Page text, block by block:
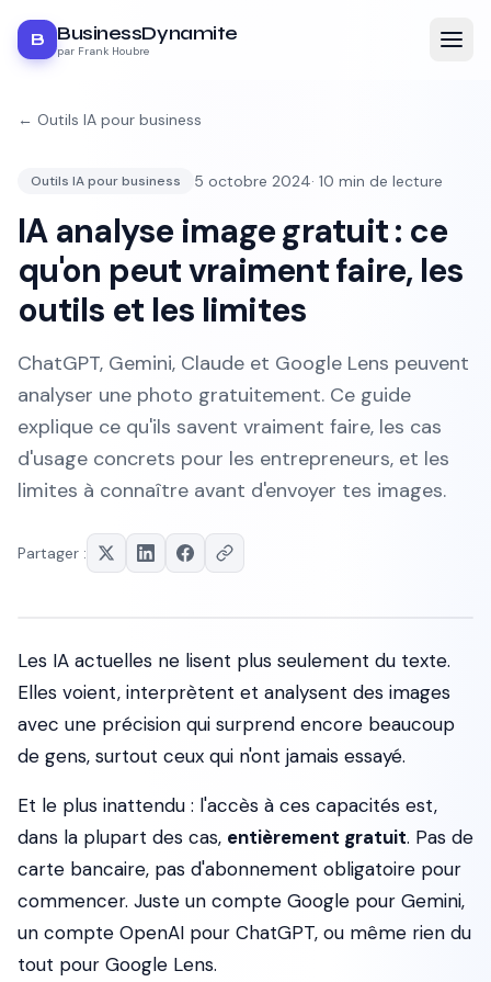
B BusinessDynamite
par Frank Houbre
← Outils IA pour business
Outils IA pour business 5 octobre 2024· 10 min de lecture
IA analyse image gratuit : ce
qu'on peut vraiment faire, les
outils et les limites
ChatGPT, Gemini, Claude et Google Lens peuvent
analyser une photo gratuitement. Ce guide
explique ce qu'ils savent vraiment faire, les cas
d'usage concrets pour les entrepreneurs, et les
limites à connaître avant d'envoyer tes images.
Partager :
Les IA actuelles ne lisent plus seulement du texte.
Elles voient, interprètent et analysent des images
avec une précision qui surprend encore beaucoup
de gens, surtout ceux qui n'ont jamais essayé.
Et le plus inattendu : l'accès à ces capacités est,
dans la plupart des cas, entièrement gratuit. Pas de
carte bancaire, pas d'abonnement obligatoire pour
commencer. Juste un compte Google pour Gemini,
un compte OpenAI pour ChatGPT, ou même rien du
tout pour Google Lens.